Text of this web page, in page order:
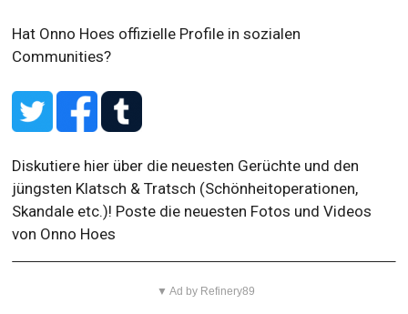
Hat Onno Hoes offizielle Profile in sozialen
Communities?
Diskutiere hier über die neuesten Gerüchte und den
jüngsten Klatsch & Tratsch (Schönheitoperationen,
Skandale etc.)! Poste die neuesten Fotos und Videos
von Onno Hoes
▼ Ad by Refinery89